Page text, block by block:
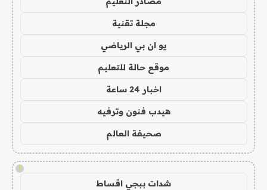
مجلة تقنية
يو ان بي الرياضي
موقع حالة للتعليم
اخبار 24 ساعة
هيدب فنون وترفيه
صحيفة العالم
!
شدات ببجي اقساط